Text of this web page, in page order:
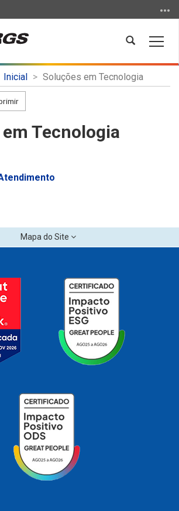
Abrir
busca
Inicial Soluções em Tecnologia
Tecnologia
Mapa do Site